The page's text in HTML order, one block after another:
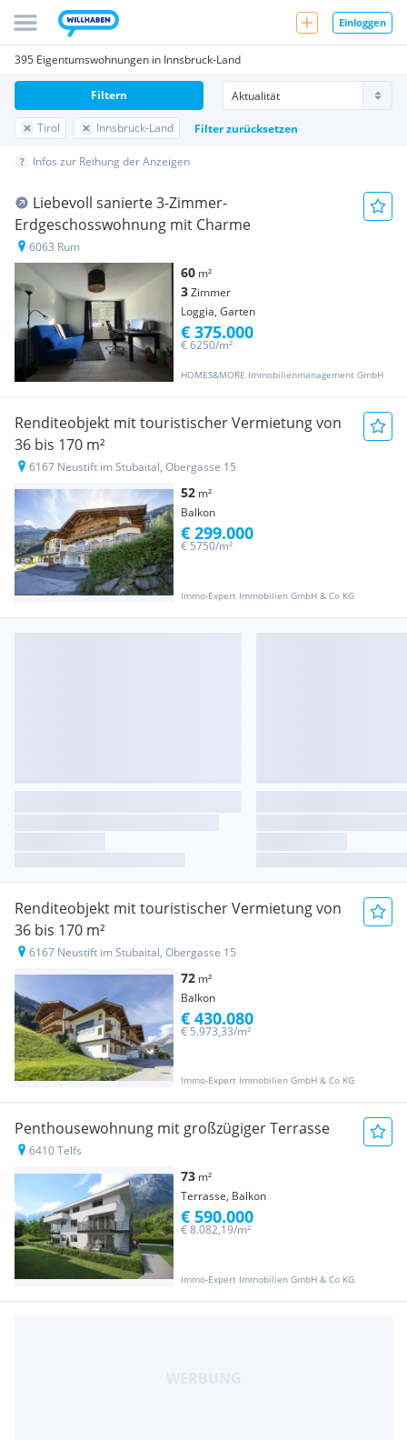
Einloggen
395 Eigentumswohnungen in Innsbruck-Land
Tirol Innsbruck-Land Filter zurücksetzen
Filtern
Infos zur Reihung der Anzeigen
Liebevoll sanierte 3-Zimmer-
Erdgeschosswohnung mit Charme
6063 Rum
60 m²
3Zimmer
Loggia, Garten
HOMES&MORE Immobilienmanagement GmbH
€ 6250/m²
€ 375.000
Renditeobjekt mit touristischer Vermietung von
36 bis 170 m²
6167 Neustift im Stubaital, Obergasse 15
52 m²
Balkon
Immo-Expert Immobilien GmbH & Co KG
€ 5750/m²
€ 299.000
Renditeobjekt mit touristischer Vermietung von
36 bis 170 m²
6167 Neustift im Stubaital, Obergasse 15
72 m²
Balkon
Immo-Expert Immobilien GmbH & Co KG
€ 5.973,33/m²
€ 430.080
Penthousewohnung mit großzügiger Terrasse
6410 Telfs
73 m²
Terrasse, Balkon
Immo-Expert Immobilien GmbH & Co KG
€ 8.082,19/m²
€ 590.000